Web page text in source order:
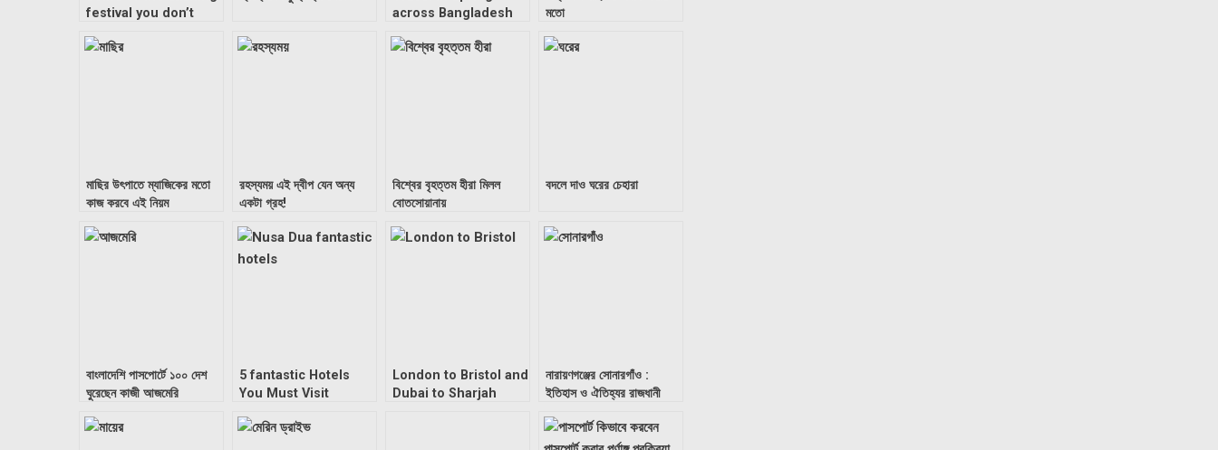
festival you don’t
across Bangladesh
মতো
মাছির উৎপাতে ম্যাজিকের মতো
কাজ করবে এই নিয়ম
রহস্যময় এই দ্বীপ যেন অন্য
একটা গ্রহ!
বিশ্বের বৃহত্তম হীরা মিলল
বোতসোয়ানায়
বদলে দাও ঘরের চেহারা
বাংলাদেশি পাসপোর্টে ১০০ দেশ
ঘুরেছেন কাজী আজমেরি
5 fantastic Hotels
You Must Visit
London to Bristol and
Dubai to Sharjah
নারায়ণগঞ্জের সোনারগাঁও :
ইতিহাস ও ঐতিহ্যর রাজধানী